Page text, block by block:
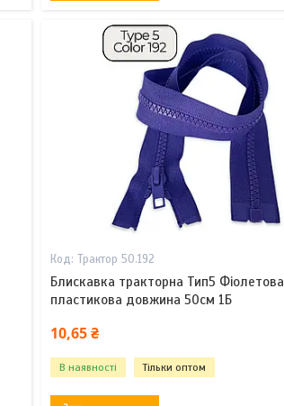
Трактор 50.192
Блискавка тракторна Тип5 Фіолетова
пластикова довжина 50см 1Б
10,65 ₴
В наявності Тільки оптом